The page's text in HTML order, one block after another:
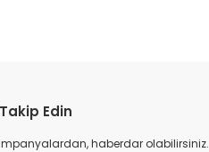
Edin
haberdar olabilirsiniz.